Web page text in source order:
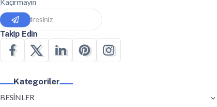
Kaçırmayın
Takip Edin
Kategoriler
BESİNLER